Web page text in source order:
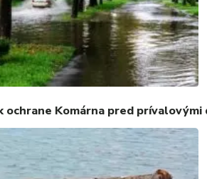
ochrane Komárna pred